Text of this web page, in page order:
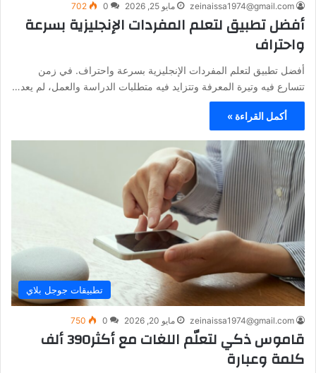
zeinaissa1974@gmail.com مايو 25, 2026 0
702
أفضل تطبيق لتعلم المفردات الإنجليزية بسرعة
واحتراف
أفضل تطبيق لتعلم المفردات الإنجليزية بسرعة واحتراف. في زمن
تتسارع فيه وتيرة المعرفة وتتزايد فيه متطلبات الدراسة والعمل، لم يعد…
أكمل القراءة »
تطبيقات جوجل بلاي
zeinaissa1974@gmail.com مايو 20, 2026 0
750
قاموس ذكي لتعلّم اللغات مع أكثر390 ألف
كلمة وعبارة